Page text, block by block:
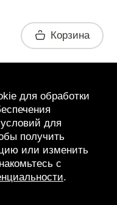
Корзина
для обработки
для
получить
или изменить
с
.